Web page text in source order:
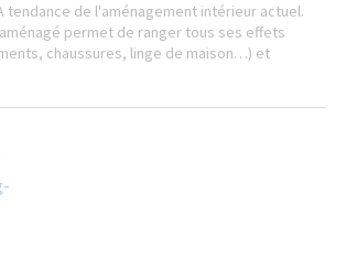
tendance de l'aménagement intérieur actuel.
permet de ranger tous ses effets
chaussures, linge de maison…) et